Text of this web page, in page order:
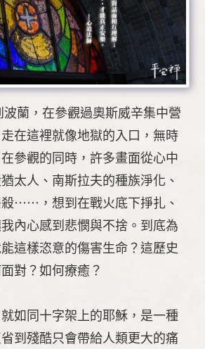
波蘭，在參觀過奧斯威辛集中營
在這裡就像地獄的入口，無時
參觀的同時，許多畫面從心中
太人、南斯拉夫的種族淨化、
⋯⋯，想到在戰火底下掙扎、
內心感到悲憫與不捨。到底為
能這樣恣意的傷害生命？這歷史
對？如何療癒？
如同十字架上的耶穌，是一種
到殘酷只會帶給人類更大的痛